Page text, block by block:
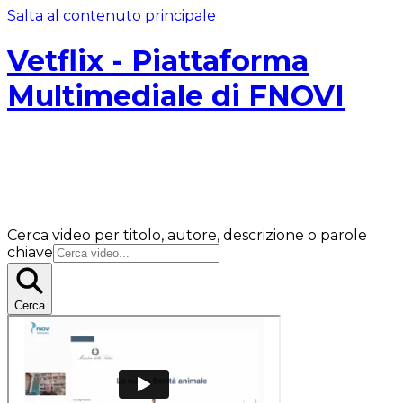
Salta al contenuto principale
Vetflix - Piattaforma
Multimediale di FNOVI
Cerca video per titolo, autore, descrizione o parole
chiave
Cerca